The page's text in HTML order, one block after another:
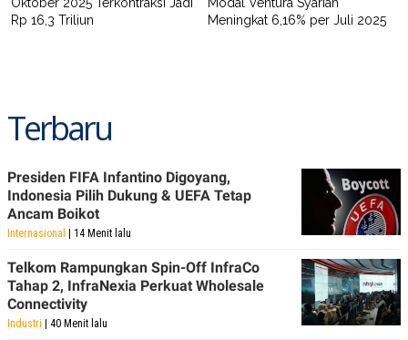
PEMBERITAAN
SIBER
POLICY
Rp 16,3 Triliun
Meningkat 6,16% per Juli 2025
Terbaru
Presiden FIFA Infantino Digoyang,
Indonesia Pilih Dukung & UEFA Tetap
Ancam Boikot
Internasional | 14 Menit lalu
Telkom Rampungkan Spin-Off InfraCo
Tahap 2, InfraNexia Perkuat Wholesale
Connectivity
Industri | 40 Menit lalu